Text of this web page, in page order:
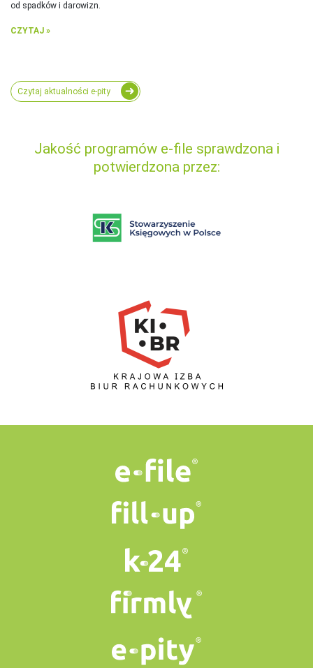
od spadków i darowizn.
CZYTAJ »
Czytaj aktualności e-pity
Jakość programów e-file sprawdzona i
potwierdzona przez: